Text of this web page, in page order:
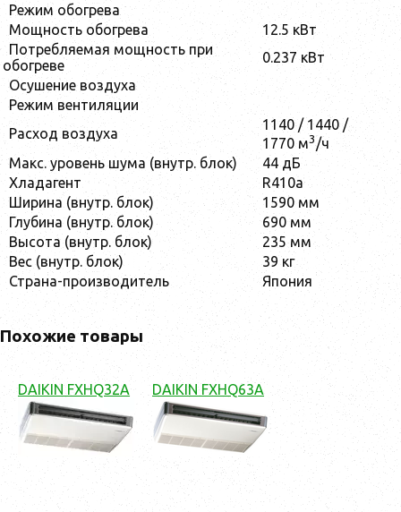
Режим обогрева
Мощность обогрева
12.5 кВт
Потребляемая мощность при
обогреве
0.237 кВт
Осушение воздуха
Режим вентиляции
Расход воздуха
1140 / 1440 /
1770 м3 /ч
Макс. уровень шума (внутр. блок)
44 дБ
Хладагент
R410a
Ширина (внутр. блок)
1590 мм
Глубина (внутр. блок)
690 мм
Высота (внутр. блок)
235 мм
Вес (внутр. блок)
39 кг
Страна-производитель
Япония
Похожие товары
DAIKIN FXHQ32A DAIKIN FXHQ63A